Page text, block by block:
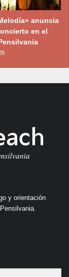
anuncia
en el
y orientación